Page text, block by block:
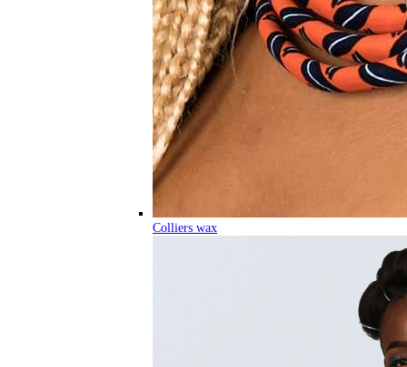
Colliers wax